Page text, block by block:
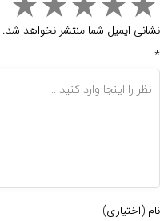
نشانی ایمیل شما منتشر نخواهد شد.
*
نام (اختیاری)